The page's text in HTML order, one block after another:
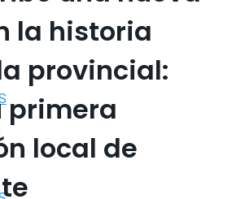
la historia
provincial:
primera
local de